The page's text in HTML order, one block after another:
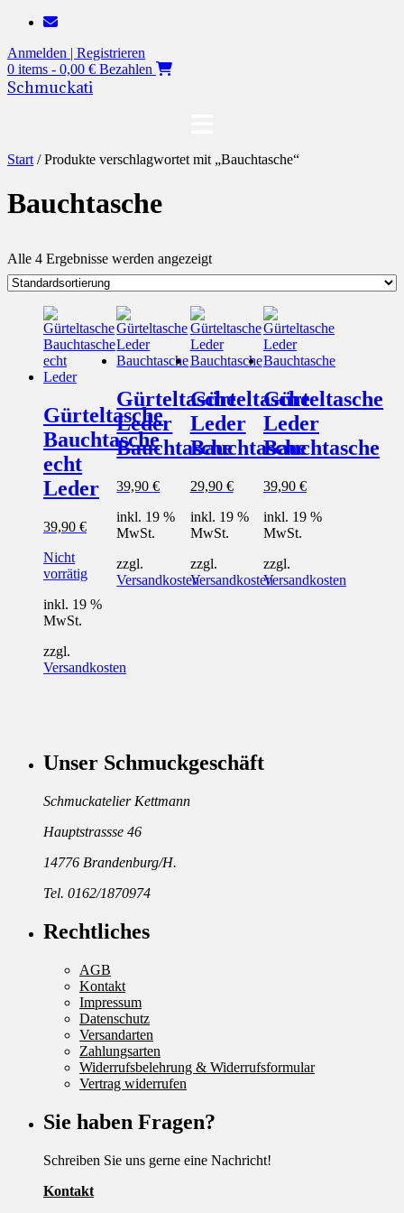
Zum
springen
Anmelden | Registrieren
0 items - 0,00 € Bezahlen
Schmuckati
Start / Produkte verschlagwortet mit „Bauchtasche“
Bauchtasche
Alle 4 Ergebnisse werden angezeigt
Gürteltasche
Bauchtasche
echt
Leder
39,90 €
Nicht
vorrätig
inkl. 19 %
MwSt.
zzgl.
Versandkosten
Gürteltasche
Leder
Bauchtasche
39,90€
inkl. 19 %
MwSt.
zzgl.
Versandkosten
Gürteltasche
Leder
Bauchtasche
29,90 €
inkl. 19 %
MwSt.
zzgl.
Versandkosten
Gürteltasche
Leder
Bauchtasche
39,90 €
inkl. 19 %
MwSt.
zzgl.
Versandkosten
Unser Schmuckgeschäft
Schmuckatelier Kettmann
Hauptstrassse 46
14776 Brandenburg/H.
Tel. 0162/1870974
Rechtliches
AGB
Kontakt
Impressum
Datenschutz
Versandarten
Zahlungsarten
Widerrufsbelehrung & Widerrufsformular
Vertrag widerrufen
Sie haben Fragen?
Schreiben Sie uns gerne eine Nachricht!
Kontakt